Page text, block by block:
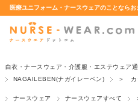
医療ユニフォーム・ナースウェアのことならお
白衣・ナースウェア・介護服・エステウェア
NAGAILEBEN(ナガイレーベン)
＞ カ
ナースウェア ナースウェアすべて